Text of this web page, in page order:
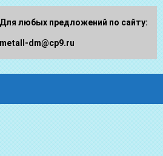
dm.ru
Для любых предложений по сайту:
metall-dm@cp9.ru